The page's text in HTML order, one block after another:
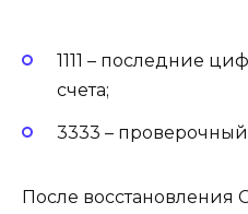
1111 – последние
счета;
3333 –
После восстановления